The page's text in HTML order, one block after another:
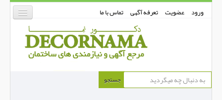
ورود عضویت تعرفه آگهی تماس با ما
دکورنما
جستجو